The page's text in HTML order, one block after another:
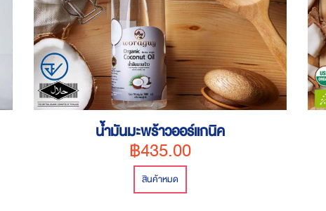
น้ำมันมะพร้าวออร์แกนิค
฿435.00
สินค้าหมด